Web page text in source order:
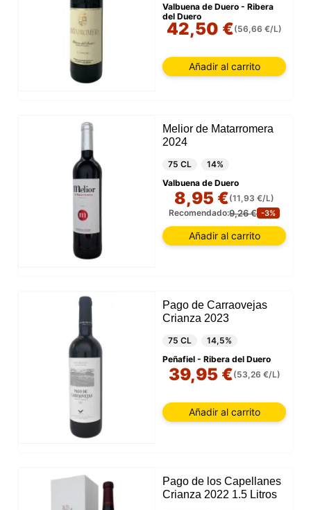
Valbuena de Duero - Ribera
del Duero
42,50 €(56,66 €/L)
Añadir al carrito
Melior de Matarromera
2024
75 CL
14%
Valbuena de Duero
8,95 €(11,93 €/L)
Recomendado:9,26 € -3%
Añadir al carrito
Pago de Carraovejas
Crianza 2023
75 CL
14,5%
Peñafiel - Ribera del Duero
39,95 €(53,26 €/L)
Añadir al carrito
Pago de los Capellanes
Crianza 2022 1.5 Litros